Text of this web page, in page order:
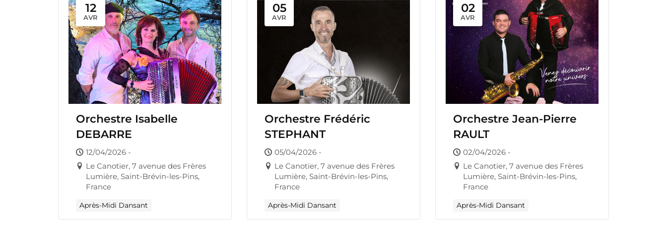
12
AVR
Orchestre Isabelle
DEBARRE
12/04/2026 -
Le Canotier, 7 avenue des Frères
Lumière, Saint-Brévin-les-Pins,
France
Après-Midi Dansant
05
AVR
Orchestre Frédéric
STEPHANT
05/04/2026 -
Le Canotier, 7 avenue des Frères
Lumière, Saint-Brévin-les-Pins,
France
Après-Midi Dansant
02
AVR
Orchestre Jean-Pierre
RAULT
02/04/2026 -
Le Canotier, 7 avenue des Frères
Lumière, Saint-Brévin-les-Pins,
France
Après-Midi Dansant